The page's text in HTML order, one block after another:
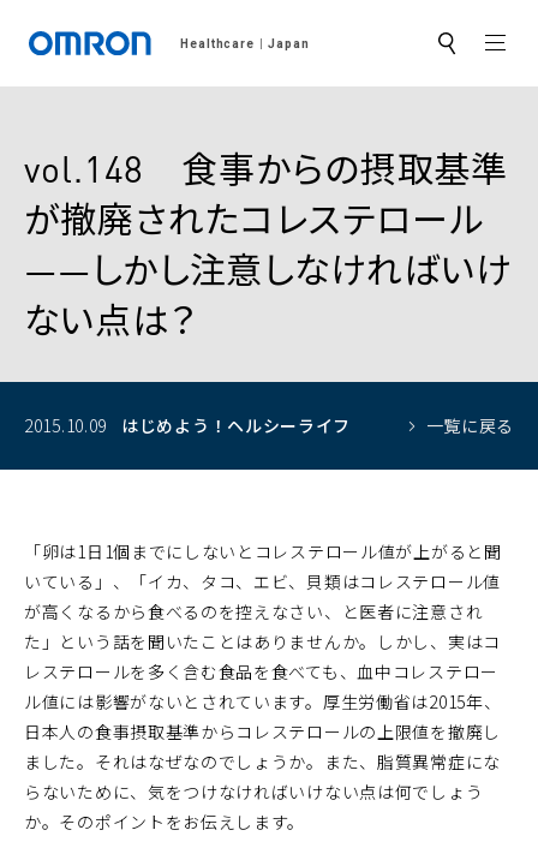
Healthcare Japan サ
ト
索
vol.148 食事からの摂取基準
が撤廃されたコレステロール
――しかし注意しなければいけ
ない点は？
2015.10.09 はじめよう！ ヘルシーライフ 一覧に戻る
「卵は1日1個までにしないとコレステロール値が上がると聞
いている」、「イカ、タコ、エビ、貝類はコレステロール値
が高くなるから食べるのを控えなさい、と医者に注意され
た」という話を聞いたことはありませんか。しかし、実はコ
レステロールを多く含む食品を食べても、血中コレステロー
ル値には影響がないとされています。厚生労働省は2015年、
日本人の食事摂取基準からコレステロールの上限値を撤廃し
ました。それはなぜなのでしょうか。また、脂質異常症にな
らないために、気をつけなければいけない点は何でしょう
か。そのポイントをお伝えします。